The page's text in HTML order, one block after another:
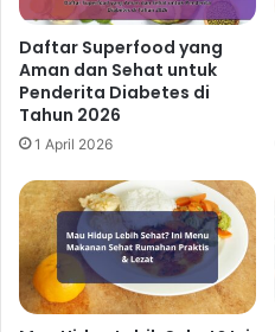
Daftar Superfood yang
Aman dan Sehat untuk
Penderita Diabetes di
Tahun 2026
1 April 2026